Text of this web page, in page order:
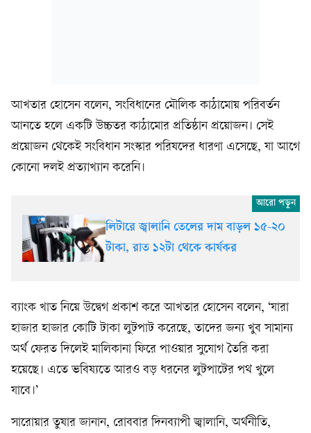
আখতার হোসেন বলেন, সংবিধানের মৌলিক কাঠামোয় পরিবর্তন
আনতে হলে একটি উচ্চতর কাঠামোর প্রতিষ্ঠান প্রয়োজন। সেই
প্রয়োজন থেকেই সংবিধান সংস্কার পরিষদের ধারণা এসেছে, যা আগে
কোনো দলই প্রত্যাখ্যান করেনি।
লিটারে জ্বালানি তেলের দাম বাড়ল ১৫-২০
টাকা, রাত ১২টা থেকে কার্যকর
ব্যাংক খাত নিয়ে উদ্বেগ প্রকাশ করে আখতার হোসেন বলেন, ‘যারা
হাজার হাজার কোটি টাকা লুটপাট করেছে, তাদের জন্য খুব সামান্য
অর্থ ফেরত দিলেই মালিকানা ফিরে পাওয়ার সুযোগ তৈরি করা
হয়েছে। এতে ভবিষ্যতে আরও বড় ধরনের লুটপাটের পথ খুলে
যাবে।’
সারোয়ার তুষার জানান, রোববার দিনব্যাপী জ্বালানি, অর্থনীতি,